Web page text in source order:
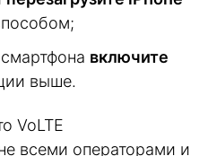
включите
выше.
VoLTE
всеми операторами и